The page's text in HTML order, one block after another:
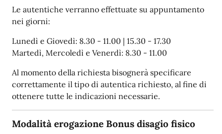
Le autentiche verranno effettuate su appuntamento
nei giorni:
Lunedì e Giovedì: 8.30 - 11.00 | 15.30 - 17.30
Martedì, Mercoledì e Venerdì: 8.30 - 11.00
Al momento della richiesta bisognerà specificare
correttamente il tipo di autentica richiesto, al fine di
ottenere tutte le indicazioni necessarie.
Modalità erogazione Bonus disagio fisico